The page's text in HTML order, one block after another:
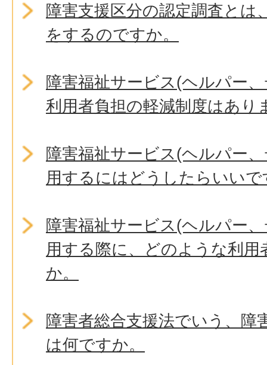
障害支援区分の認定調査とは
をするのですか。
障害福祉サービス(ヘルパー
利用者負担の軽減制度はあり
障害福祉サービス(ヘルパー
用するにはどうしたらいいで
障害福祉サービス(ヘルパー
用する際に、どのような利用
か。
障害者総合支援法でいう、障
は何ですか。